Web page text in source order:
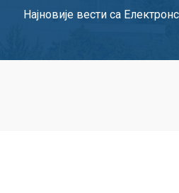
Најновије вести са